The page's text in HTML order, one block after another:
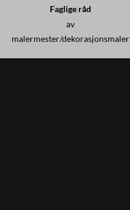
Faglige råd
av
malermester/dekorasjonsmaler